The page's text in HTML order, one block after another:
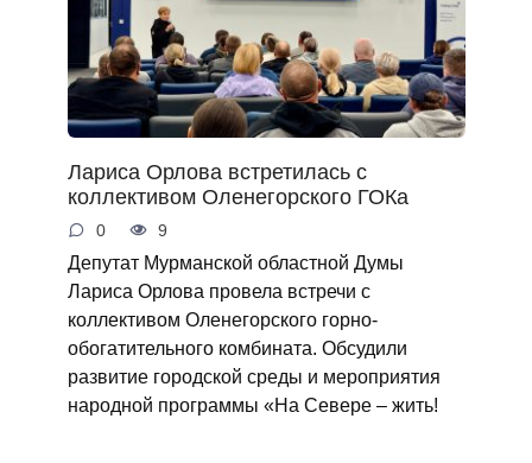
Лариса Орлова встретилась с
коллективом Оленегорского ГОКа
0 9
Депутат Мурманской областной Думы
Лариса Орлова провела встречи с
коллективом Оленегорского горно-
обогатительного комбината. Обсудили
развитие городской среды и мероприятия
народной программы «На Севере – жить!